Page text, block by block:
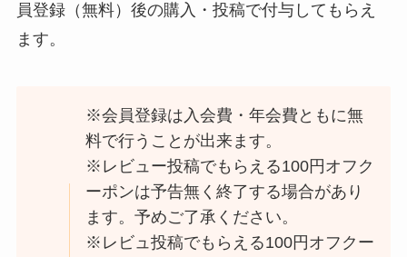
員登録（無料）後の購入・投稿で付与してもらえ
ます。
※会員登録は入会費・年会費ともに無
料で行うことが出来ます。
※レビュー投稿でもらえる100円オフク
ーポンは予告無く終了する場合があり
ます。予めご了承ください。
※レビュ投稿でもらえる100円オフクー